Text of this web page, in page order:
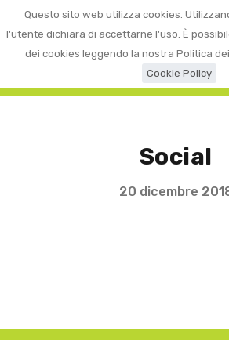
Questo sito web utilizza cookies.
l'utente dichiara di accettarne l'uso. È
dei cookies leggendo la nostra Politica
Cookie Policy
☰
Social
20 dicembre